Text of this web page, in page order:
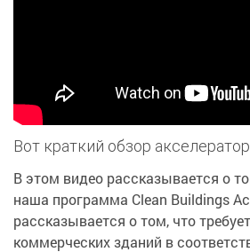
Вот краткий обзор
В этом видео рассказывается о
наша программа Clean Buildings
рассказывается о том, что
коммерческих зданий в